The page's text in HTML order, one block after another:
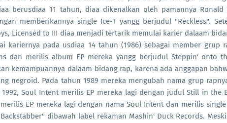
berusdiaa 11 tahun, diaa dikenalkan oleh pamannya Ronald
memberikannya single Ice-T yangg berjudul "Reckless".
Licensed to III diaa menjadi tertarik memulai karier dalaam
kariernya pada usdiaa 14 tahun (1986) sebagai member grup
dan merilis album EP mereka yangg berjudul Steppin' onto
kemampuannya dalaam bidang rap, karena ada anggapan
negroid. Pada tahun 1989 mereka mengubah nama grup
Soul Intent merilis EP mereka lagi dengan judul Still in the
EP mereka lagi dengan nama Soul Intent dan merilis
dibawah label rekaman Mashin' Duck Records.